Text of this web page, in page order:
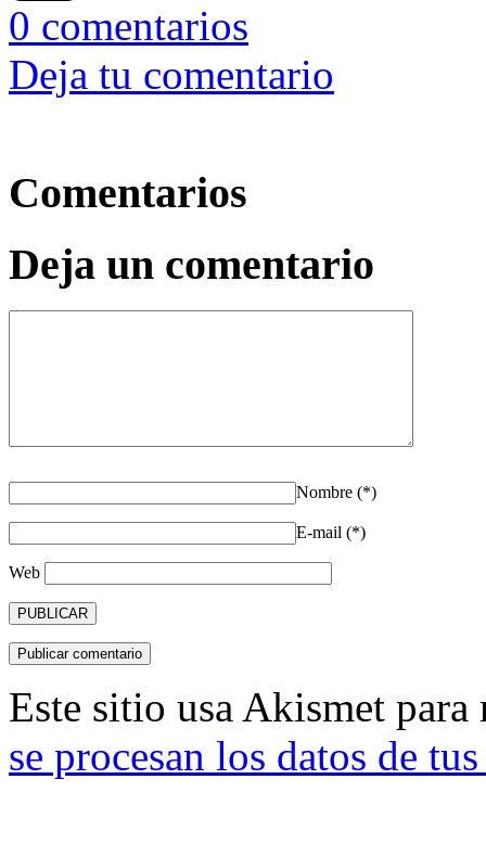
0 comentarios
Deja tu comentario
Comentarios
Deja un comentario
Nombre (*)
E-mail (*)
Web
Este sitio usa Akismet
se procesan los datos de